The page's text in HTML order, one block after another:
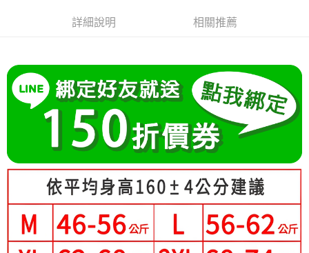
4.訂單成立30分鐘內，如未前往確認交易或遇審核未通過，訂單將自動取
消。如遇「轉專審核」未通過狀況，表示未達大哥付你分期系統評分，恕無
1.分期款項不併入電信帳單，「大哥付你分期」於每月結算日後寄送繳費提
醒簡訊。
2.透過簡訊連結打開帳單後，可選擇「超商條碼／台灣大直營門市／銀行轉
帳／街口支付／iPASS MONEY」等通路繳費。
1.本服務係由「台灣大哥大股份有限公司」（以下簡稱本公司）所提供，讓
用戶於交易時，得透過本服務購買商品或服務，並由商店將買賣／分期付款
買賣價金債權讓與本公司後，依約使用本公司帳單繳交帳款。
2.基於同意付款使用「大哥付你分期」之契約關係目的，商店將以您的個人
資料（包含姓名、電話或地址）提供予台灣大哥大進項蒐集、處理及利用，
由本公司與您本人進行分期帳單所需資料之確認、核對及更正。
3.完整用戶服務條款，請詳閱以下連結：
https://oppay.tw/userRule
１．簡單：不需註冊會員、不需綁卡、不需儲值。
【「AFTEE先享後付」結帳流程】
１．於結帳方式選擇「AFTEE先享後付」後，將跳轉至「AFTEE先享後付」
結帳頁面，進行簡訊認證並確認金額後，即可完成結帳。
２．訂單成立數日內，您將收到繳費通知簡訊。
３．收到繳費通知簡訊後14天內，點擊此簡訊中的連結，可透過四大超商／
ATM／網路銀行／等多元方式進行付款，方視為交易完成。
※ 請注意：結帳手續完成當下不需立刻繳費，但若您需要取消訂單，請聯絡
後付繳納相關費用。
※ 交易是否成功請以「AFTEE先享後付 」之結帳頁面顯示為準，若有關於
是否繳費成功／繳費後需取消欲退款等相關疑問，請聯繫「AFTEE先享後付
【注意事項】
１．透過由恩沛科技股份有限公司提供之「AFTEE先享後付」服務完成之交
「Hami Point」為中華電信所提供之點數服務，可於會員專區綁定中華電信
運送方式
全家付款取貨
每筆NT$80，滿NT$699(含以上)免運費
付款後全家取貨
每筆NT$80，滿NT$699(含以上)免運費
付款後萊爾富取貨
每筆NT$80，滿NT$699(含以上)免運費
7-11付款取貨
每筆NT$80，滿NT$699(含以上)免運費
詳細說明 相關推薦